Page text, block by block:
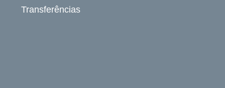
Transferências